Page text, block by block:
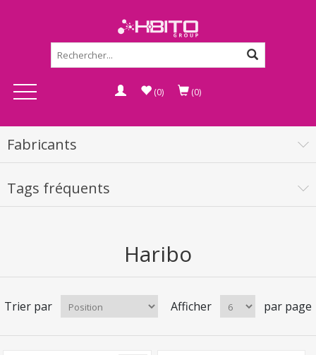
(0) (0)
Fabricants
Tags fréquents
Haribo
Trier par Afficher par page